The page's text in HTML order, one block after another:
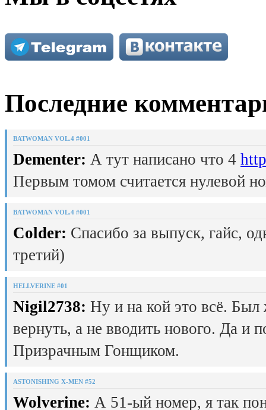
Последние
BATWOMAN VOL.4 #001
Dementer: А тут написано что 4
Первым томом считается нулевой
BATWOMAN VOL.4 #001
Colder: Спасибо за выпуск, гайс,
третий)
HELLVERINE #01
Nigil2738: Ну и на кой это всё.
вернуть, а не вводить нового. Да и
Призрачным Гонщиком.
ASTONISHING X-MEN #52
Wolverine: А 51-ый номер, я так